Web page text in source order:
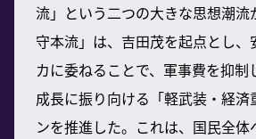
流」という二つの大きな思想潮流
守本流」は、吉田茂を起点とし、
カに委ねることで、軍事費を抑
成長に振り向ける「軽武装・経済
ンを推進した。これは、国民全